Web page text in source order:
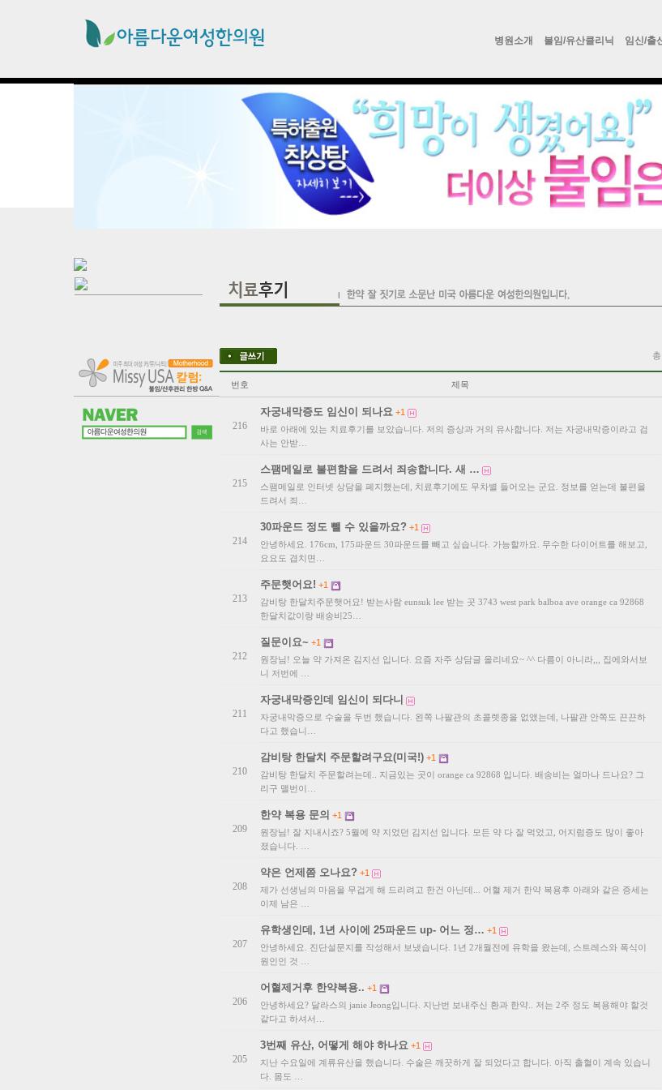
병원소개 불임/유산클리닉 임신/출
번호 제목
216
자궁내막증도 임신이 되나요 +1
바로 아래에 있는 치료후기를 보았습니다. 저의 증상과 거의 유사합니다. 저는 자궁내막증이라고 검
사는 안받…
215
스팸메일로 불편함을 드려서 죄송합니다. 새 …
스팸메일로 인터넷 상담을 폐지했는데, 치료후기에도 무차별 들어오는 군요. 정보를 얻는데 불편을
드려서 죄…
214
30파운드 정도 뺄 수 있을까요? +1
안녕하세요. 176cm, 175파운드 30파운드를 빼고 싶습니다. 가능할까요. 무수한 다이어트를 해보고,
요요도 겹치면…
213
주문햇어요! +1
감비탕 한달치주문햇어요! 받는사람 eunsuk lee 받는 곳 3743 west park balboa ave orange ca 92868
한달치값이랑 배송비25…
212
질문이요~ +1
원장님! 오늘 약 가져온 김지선 입니다. 요즘 자주 상담글 올리네요~ ^^ 다름이 아니라,,, 집에와서보
니 저번에 …
211
자궁내막증인데 임신이 되다니
자궁내막증으로 수술을 두번 했습니다. 왼쪽 나팔관의 초콜렛종을 없앴는데, 나팔관 안쪽도 끈끈하
다고 했습니…
210
감비탕 한달치 주문할려구요(미국!) +1
감비탕 한달치 주문할려는데.. 지금있는 곳이 orange ca 92868 입니다. 배송비는 얼마나 드나요? 그
리구 맬번이…
209
한약 복용 문의 +1
원장님! 잘 지내시죠? 5월에 약 지었던 김지선 입니다. 모든 약 다 잘 먹었고, 어지럼증도 많이 좋아
졌습니다. …
208
약은 언제쯤 오나요? +1
제가 선생님의 마음을 무겁게 해 드리려고 한건 아닌데... 어혈 제거 한약 복용후 아래와 같은 증세는
이제 남은 …
207
유학생인데, 1년 사이에 25파운드 up- 어느 정… +1
안녕하세요. 진단설문지를 작성해서 보냈습니다. 1년 2개월전에 유학을 왔는데, 스트레스와 폭식이
원인인 것 …
206
어혈제거후 한약복용.. +1
안녕하세요? 달라스의 janie Jeong입니다. 지난번 보내주신 환과 한약.. 저는 2주 정도 복용해야 할것
같다고 하셔서…
205
3번째 유산, 어떻게 해야 하나요 +1
지난 수요일에 계류유산을 했습니다. 수술은 깨끗하게 잘 되었다고 합니다. 아직 출혈이 계속 있습니
다. 몸도 …